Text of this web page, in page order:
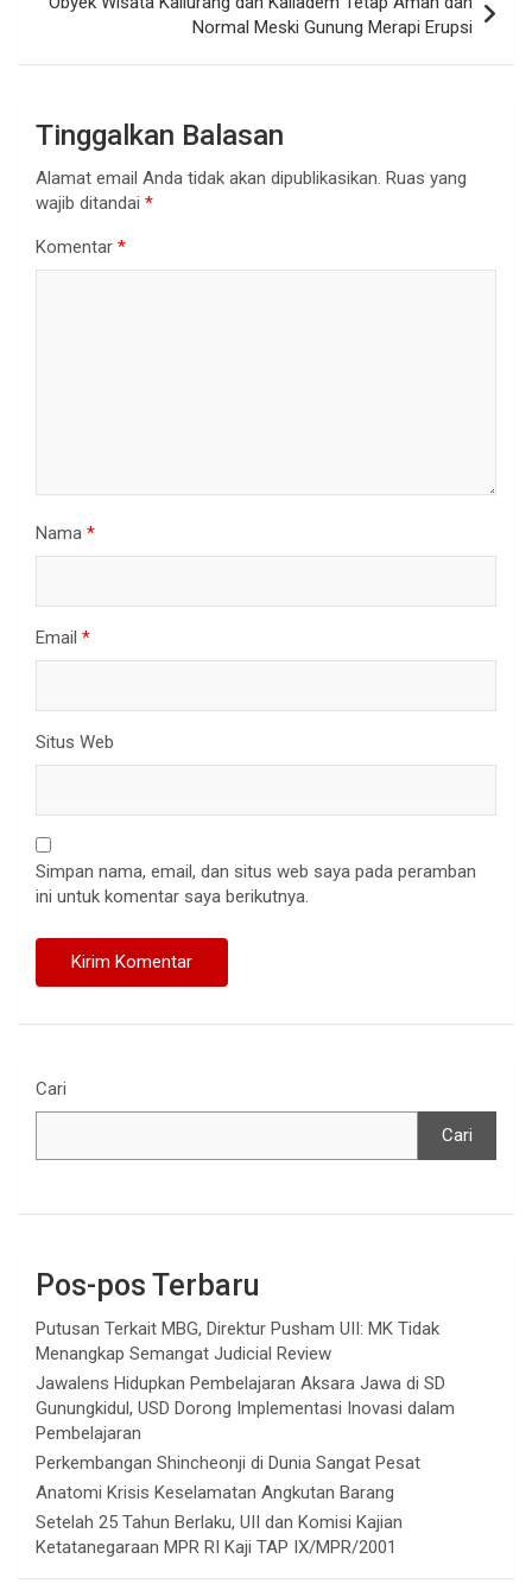
Normal Meski Gunung Merapi Erupsi
Tinggalkan Balasan
Alamat email Anda tidak akan dipublikasikan. Ruas yang
wajib ditandai *
Komentar *
Nama *
Email *
Situs Web
Simpan nama, email, dan situs web saya pada peramban
ini untuk komentar saya berikutnya.
Cari
Cari
Pos-pos Terbaru
Putusan Terkait MBG, Direktur Pusham UII: MK Tidak
Menangkap Semangat Judicial Review
Jawalens Hidupkan Pembelajaran Aksara Jawa di SD
Gunungkidul, USD Dorong Implementasi Inovasi dalam
Pembelajaran
Perkembangan Shincheonji di Dunia Sangat Pesat
Anatomi Krisis Keselamatan Angkutan Barang
Setelah 25 Tahun Berlaku, UII dan Komisi Kajian
Ketatanegaraan MPR RI Kaji TAP IX/MPR/2001